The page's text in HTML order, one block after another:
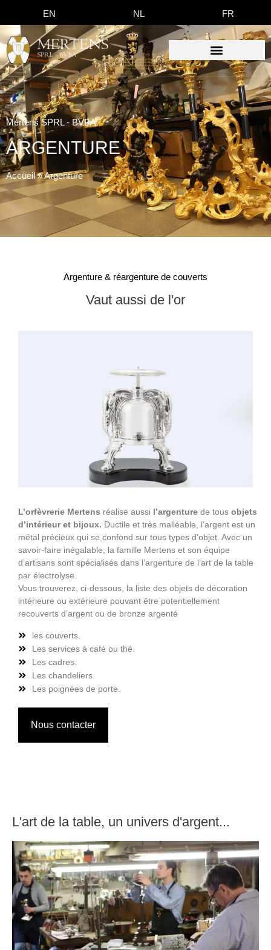
EN NL FR
Mertens SPRL - BVBA
ARGENTURE
Accueil»Argenture
Argenture & réargenture de couverts
Vaut aussi de l'or
L’orfèvrerie Mertens réalise aussi l’argenture de tous objets
d’intérieur et bijoux. Ductile et très malléable, l’argent est un
métal précieux qui se confond sur tous types d’objet. Avec un
savoir-faire inégalable, la famille Mertens et son équipe
d’artisans sont spécialisés dans l’argenture de l’art de la table
par électrolyse.
Vous trouverez, ci-dessous, la liste des objets de décoration
intérieure ou extérieure pouvant être potentiellement
recouverts d’argent ou de bronze argenté
les couverts.
Les services à café ou thé.
Les cadres.
Les chandeliers.
Les poignées de porte.
Nous contacter
L'art de la table, un univers d'argent...